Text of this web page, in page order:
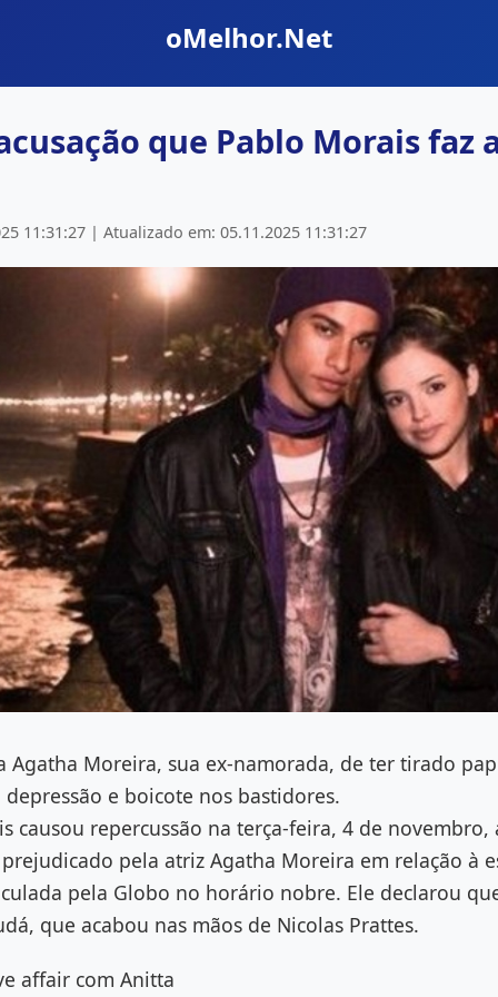
oMelhor.Net
que Pablo Morais faz
11:31:27 | Atualizado em: 05.11.2025 11:31:27
Agatha Moreira, sua ex-namorada, de ter tirado
e boicote nos bastidores.
causou repercussão na terça-feira, 4 de novembro,
pela atriz Agatha Moreira em relação à
pela Globo no horário nobre. Ele declarou
que acabou nas mãos de Nicolas Prattes.
affair com Anitta